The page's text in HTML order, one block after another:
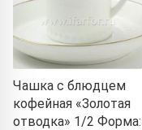
Чашка с блюдцем
кофейная «Золотая
отводка» 1/2 Форма: